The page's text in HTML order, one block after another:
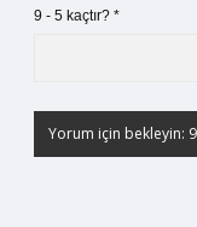
9 - 5 kaçtır? *